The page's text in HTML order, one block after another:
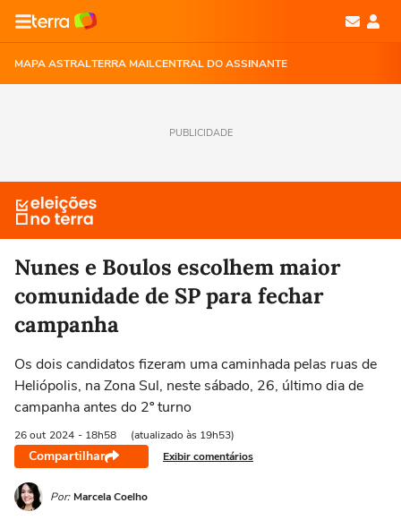
MAPA ASTRALTERRA MAILCENTRAL DO ASSINANTE
PUBLICIDADE
Nunes e Boulos escolhem maior
comunidade de SP para fechar
campanha
Os dois candidatos fizeram uma caminhada pelas ruas de
Heliópolis, na Zona Sul, neste sábado, 26, último dia de
campanha antes do 2º turno
26 out 2024 - 18h58 (atualizado às 19h53)
Compartilhar Exibir comentários
Por: Marcela Coelho